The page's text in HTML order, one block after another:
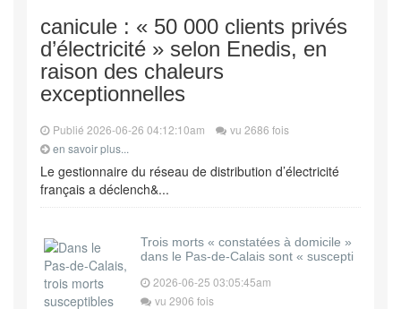
canicule : « 50 000 clients privés
d’électricité » selon Enedis, en
raison des chaleurs
exceptionnelles
Publié 2026-06-26 04:12:10am
vu 2686 fois
en savoir plus...
Le gestionnaire du réseau de distribution d’électricité
français a déclench&...
Trois morts « constatées à domicile »
dans le Pas-de-Calais sont « suscepti
2026-06-25 03:05:45am
vu 2906 fois